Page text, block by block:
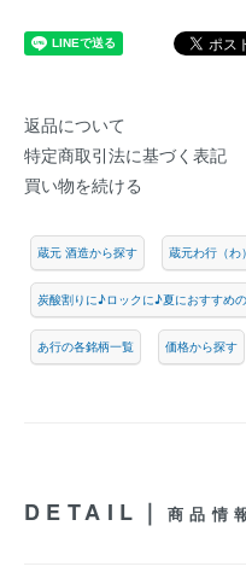
返品について
特定商取引法に基づく表記
買い物を続ける
蔵元 酒造から探す 蔵元わ行（わ）
炭酸割りに♪ロックに♪夏におすすめ
あ行の各銘柄一覧 価格から探す
DETAIL｜ 商品情